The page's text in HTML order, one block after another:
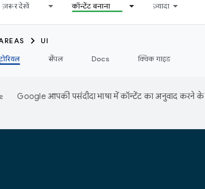
ज़रूर देखें कॉन्टेंट बनाना ज़्यादा
UI
सैंपल Docs क्विक गाइड
Google आपकी पसंदीदा भाषा में कॉन्टेंट का अनुवाद करने